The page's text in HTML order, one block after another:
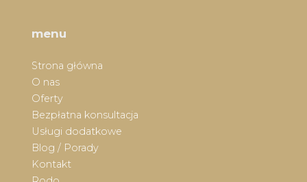
menu
Strona główna
O nas
Oferty
Bezpłatna konsultacja
Usługi dodatkowe
Blog / Porady
Kontakt